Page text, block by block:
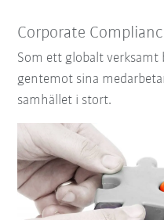
Corporate
Som ett globalt verksamt
gentemot sina
samhället i stort.